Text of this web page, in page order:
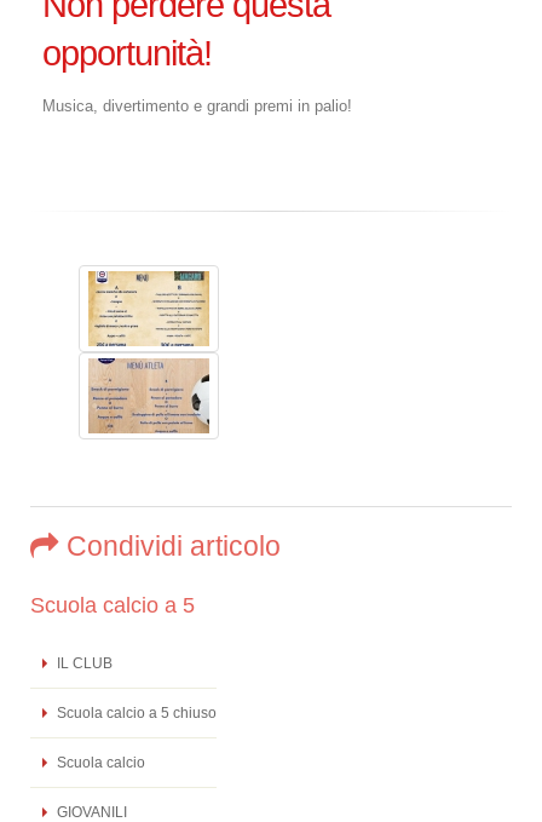
opportunità!
Musica, divertimento e grandi premi in palio!
Condividi articolo
Scuola calcio a 5
IL CLUB
Scuola calcio a 5 chiuso
Scuola calcio
GIOVANILI